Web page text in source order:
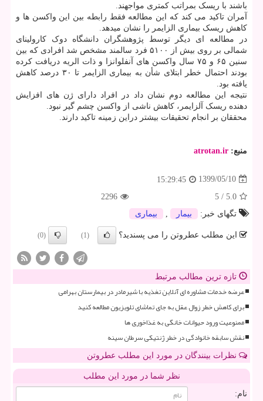
باشند با ریسک بمراتب کمتری مواجهند.
آمران تاکید می کند که این مطالعه فقط رابطه بین این واکسن ها و
کاهش ریسک بیماری الزایمر را نشان میدهد.
در مطالعه ای دیگر توسط پژوهشگران دانشگاه دوک کارولینای
شمالی بر روی بیش از ۵۱۰۰ فرد سالمند مشخص شد افرادی که بین
سنین ۶۵ و ۷۵ سال واکسن های آنفلوانزا و ذات الریه دریافت کرده
بودند احتمال خطر ابتلای شأن به بیماری الزایمر تا ۳۰ درصد کاهش
یافته بود.
نتیجه این مطالعه دوم نشان داد در افراد دارای ژن های افزایش
دهنده ریسک آلزایمر، کاهش ناشی از واکسن چشم گیر نبود.
محققان بر انجام تحقیقات بیشتر دراین زمینه تاکید دارند.
منبع: atrotan.ir
1399/05/10
15:29:45
5.0
/
5
2296
تگهای خبر:
بیمار بیماری
این مطلب عطروتن را می پسندید؟ (1)
(0)
تازه ترین مطالب مرتبط
عرضه خدمات مشاوره ای آنلاین تغذیه با شیرمادر در بیمارستان بهرامی
برای کاهش خطر زوال عقل به جای تماشای تلویزیون مطالعه کنید
ممنوعیت ورود حیوانات خانگی به غذاخوری ها
نقش سابقه خانوادگی در خطر ژنتیکی سرطان سینه
نظرات بینندگان در مورد این مطلب عطروتن
نظر شما در مورد این مطلب
نام: